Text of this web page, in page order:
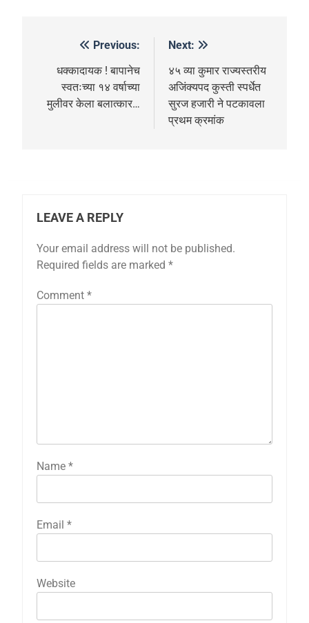
Previous:
धक्कादायक ! बापानेच
स्वतःच्या १४ वर्षाच्या
मुलीवर केला बलात्कार…
Next:
४५ व्या कुमार राज्यस्तरीय
अजिंक्यपद कुस्ती स्पर्धेत
सुरज हजारी ने पटकावला
प्रथम क्रमांक
LEAVE A REPLY
Your email address will not be published.
Required fields are marked *
Comment *
Name *
Email *
Website